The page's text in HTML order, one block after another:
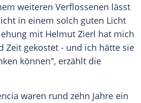
weiteren Verflossenen lässt
in einem solch guten Licht
mit Helmut Zierl hat mich
Zeit gekostet - und ich hätte sie
können", erzählt die
waren rund zehn Jahre ein